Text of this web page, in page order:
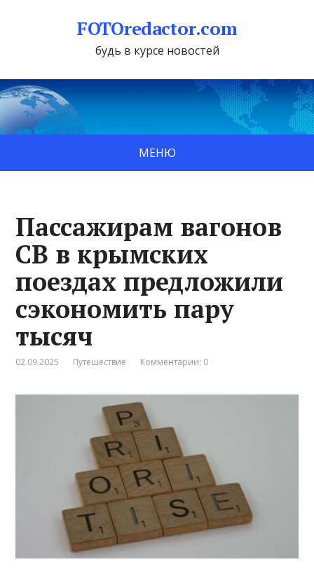
FOTOredactor.com
будь в курсе новостей
МЕНЮ
Пассажирам вагонов
СВ в крымских
поездах предложили
сэкономить пару
тысяч
02.09.2025 Путешествие Комментарии: 0